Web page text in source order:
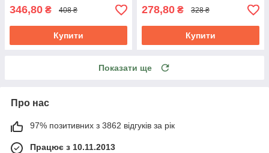
346,80 ₴ 408 ₴
Купити
278,80 ₴ 328 ₴
Купити
Показати ще
Про нас
97% позитивних з 3862 відгуків за рік
Працює з 10.11.2013